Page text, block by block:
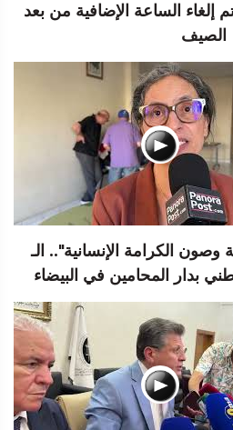
إلغاء الساعة الإضافية من بعد
الصيف
الكرامة الإنسانية".. الـ